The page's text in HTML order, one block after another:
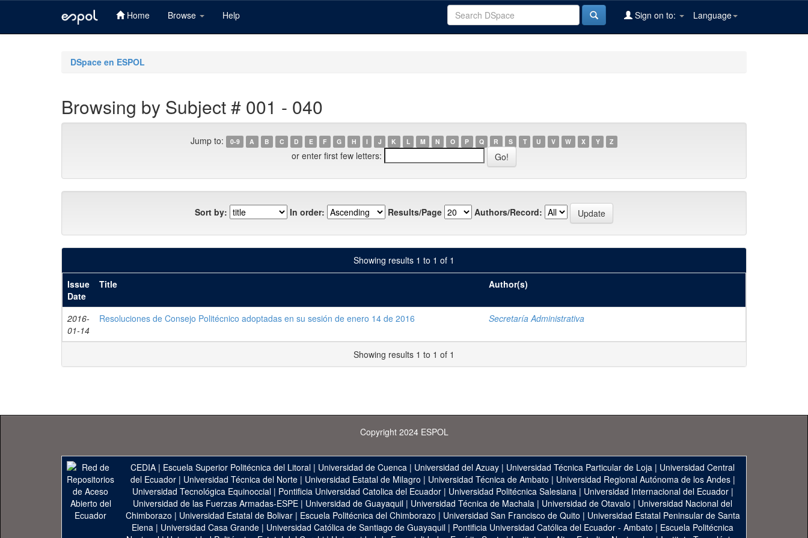
Home Browse Help Language
Sign on to:
DSpace en ESPOL
Browsing by Subject # 001 - 040
Jump to: 0-9 A B C D E F G H I J K L M N O P Q R S T U V W X Y Z
or enter first few letters:
Sort by: In order: Results/Page Authors/Record:
Showing results 1 to 1 of 1
Issue
Date
Title Author(s)
2016-
01-14
Resoluciones de Consejo Politécnico adoptadas en su sesión de enero 14 de 2016 Secretaría Administrativa
Showing results 1 to 1 of 1
Copyright 2024 ESPOL
CEDIA | Escuela Superior Politécnica del Litoral | Universidad de Cuenca | Universidad del Azuay | Universidad Técnica Particular de Loja | Universidad Central
del Ecuador| Universidad Técnica del Norte| Universidad Estatal de Milagro | Universidad Técnica de Ambato | Universidad Regional Autónoma de los Andes|
Universidad Tecnológica Equinoccial| Pontificia Universidad Catolica del Ecuador| Universidad Politécnica Salesiana| Universidad Internacional del Ecuador|
Universidad de las Fuerzas Armadas-ESPE | Universidad de Guayaquil | Universidad Técnica de Machala | Universidad de Otavalo | Universidad Nacional del
Chimborazo | Universidad Estatal de Bolivar| Escuela Politécnica del Chimborazo | Universidad San Francisco de Quito | Universidad Estatal Peninsular de Santa
Elena | Universidad Casa Grande | Universidad Católica de Santiago de Guayaquil | Pontificia Universidad Católica del Ecuador - Ambato | Escuela Politécnica